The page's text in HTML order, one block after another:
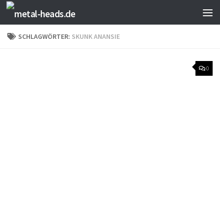
Zum Inhalt springen
SCHLAGWÖRTER: SKUNK ANANSIE
0